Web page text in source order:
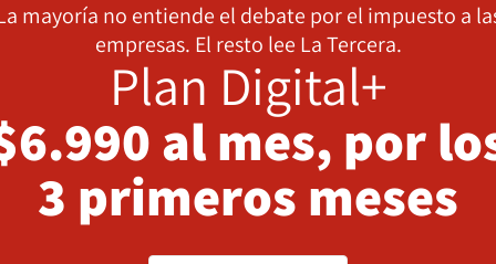
mayoría no entiende el debate por el impuesto a
empresas. El resto lee La Tercera.
Plan Digital+
al mes, por
3 primeros meses